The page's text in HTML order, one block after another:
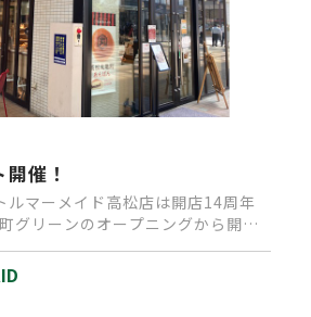
催！
ルマーメイド高松店は開店14周年
グリーンのオープニングから開業
…